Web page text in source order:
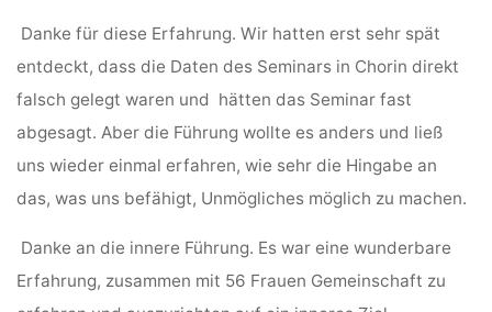
Danke für diese Erfahrung. Wir hatten erst sehr spät
entdeckt, dass die Daten des Seminars in Chorin direkt
falsch gelegt waren und hätten das Seminar fast
abgesagt. Aber die Führung wollte es anders und ließ
uns wieder einmal erfahren, wie sehr die Hingabe an
das, was uns befähigt, Unmögliches möglich zu machen.
Danke an die innere Führung. Es war eine wunderbare
Erfahrung, zusammen mit 56 Frauen Gemeinschaft zu